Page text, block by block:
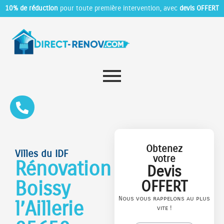
10% de réduction pour toute première intervention, avec devis OFFERT
Villes du IDF
Rénovation
Boissy
l’Aillerie
Obtenez
votre
Devis
OFFERT
Nous vous rappelons au plus
vite !